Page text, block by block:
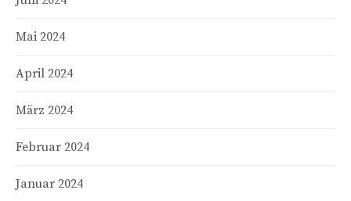
Mai 2024
April 2024
März 2024
Februar 2024
Januar 2024